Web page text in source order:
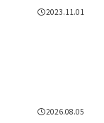
2023.11.01
2026.08.05